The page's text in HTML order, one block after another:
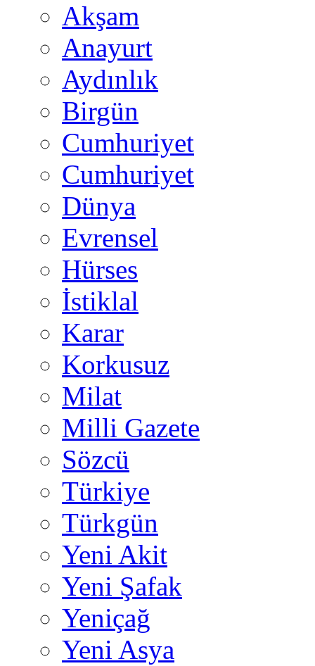
Akşam
Anayurt
Aydınlık
Birgün
Cumhuriyet
Cumhuriyet
Dünya
Evrensel
Hürses
İstiklal
Karar
Korkusuz
Milat
Milli Gazete
Sözcü
Türkiye
Türkgün
Yeni Akit
Yeni Şafak
Yeniçağ
Yeni Asya